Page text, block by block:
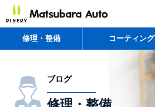
修理・整備 コーティング
ブログ
修理・整備